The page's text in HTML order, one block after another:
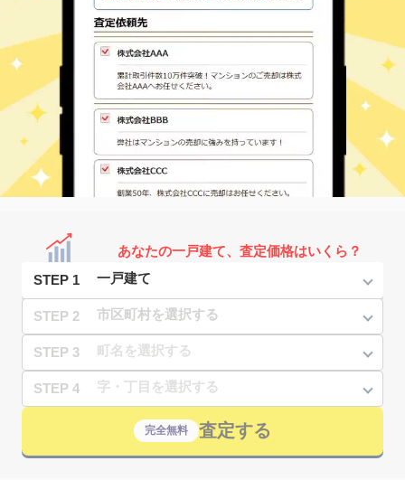
あなたの一戸建て、査定価格はいくら？
STEP 1
STEP 2
STEP 3
STEP 4
完全無料 査定する